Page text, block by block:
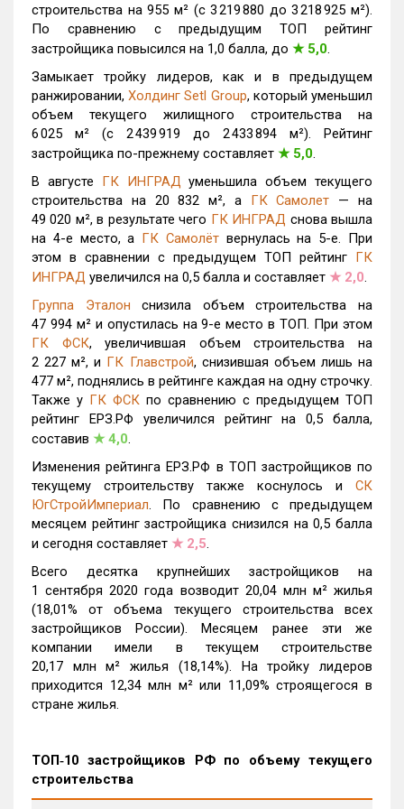
строительства на 955 м² (с 3 219 880 до 3 218 925 м²).
По сравнению с предыдущим ТОП рейтинг
застройщика повысился на 1,0 балла, до ★5,0.
Замыкает тройку лидеров, как и в предыдущем
ранжировании,Холдинг Setl Group, который уменьшил
объем текущего жилищного строительства на
6 025 м² (с 2 439 919 до 2 433 894 м²). Рейтинг
застройщика по-прежнему составляет ★5,0.
В августе ГК ИНГРАД уменьшила объем текущего
строительства на 20 832 м², а ГК Самолет — на
49 020 м², в результате чего ГК ИНГРАД снова вышла
на 4-е место, а ГК Самолётвернулась на 5-е. При
этом в сравнении с предыдущем ТОП рейтинг ГК
ИНГРАД увеличился на 0,5 балла и составляет ★ 2,0.
Группа Эталон снизила объем строительства на
47 994 м² и опустилась на 9-е место в ТОП. При этом
ГК ФСК, увеличившая объем строительства на
2 227 м², и ГК Главстрой, снизившая объем лишь на
477 м², поднялись в рейтинге каждая на одну строчку.
Также у ГК ФСК по сравнению с предыдущем ТОП
рейтинг ЕРЗ.РФ увеличился рейтинг на 0,5 балла,
составив ★4,0.
Изменения рейтинга ЕРЗ.РФ в ТОП застройщиков по
текущему строительству также коснулось и СК
ЮгСтройИмпериал. По сравнению с предыдущем
месяцем рейтинг застройщика снизился на 0,5 балла
и сегодня составляет ★ 2,5.
Всего десятка крупнейших застройщиков на
1 сентября 2020 года возводит 20,04 млн м² жилья
(18,01% от объема текущего строительства всех
застройщиков России). Месяцем ранее эти же
компании имели в текущем строительстве
20,17 млн м² жилья (18,14%). На тройку лидеров
приходится 12,34 млн м² или 11,09% строящегося в
стране жилья.
ТОП‑10 застройщиков РФ по объему текущего
строительства